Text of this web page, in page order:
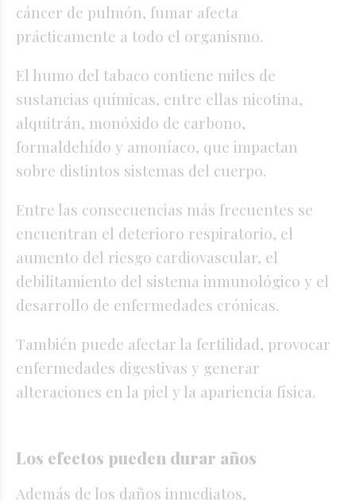
cáncer de pulmón, fumar afecta
prácticamente a todo el organismo.
El humo del tabaco contiene miles de
sustancias químicas, entre ellas nicotina,
alquitrán, monóxido de carbono,
formaldehído y amoníaco, que impactan
sobre distintos sistemas del cuerpo.
Entre las consecuencias más frecuentes se
encuentran el deterioro respiratorio, el
aumento del riesgo cardiovascular, el
debilitamiento del sistema inmunológico y el
desarrollo de enfermedades crónicas.
También puede afectar la fertilidad, provocar
enfermedades digestivas y generar
alteraciones en la piel y la apariencia física.
Los efectos pueden durar años
Además de los daños inmediatos,